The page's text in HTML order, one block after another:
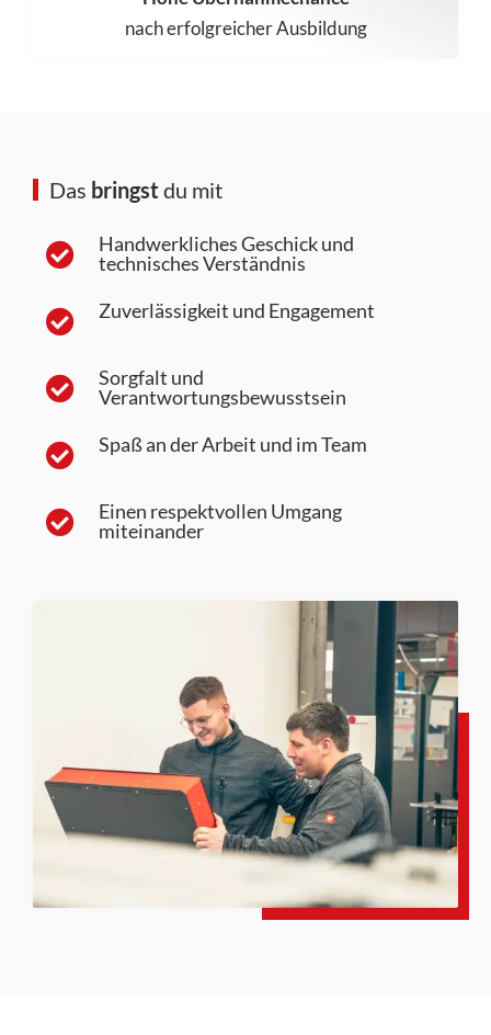
nach erfolgreicher Ausbildung
Das bringst du mit
Handwerkliches Geschick und
technisches Verständnis
Zuverlässigkeit und Engagement
Sorgfalt und
Verantwortungsbewusstsein
Spaß an der Arbeit und im Team
Einen respektvollen Umgang
miteinander